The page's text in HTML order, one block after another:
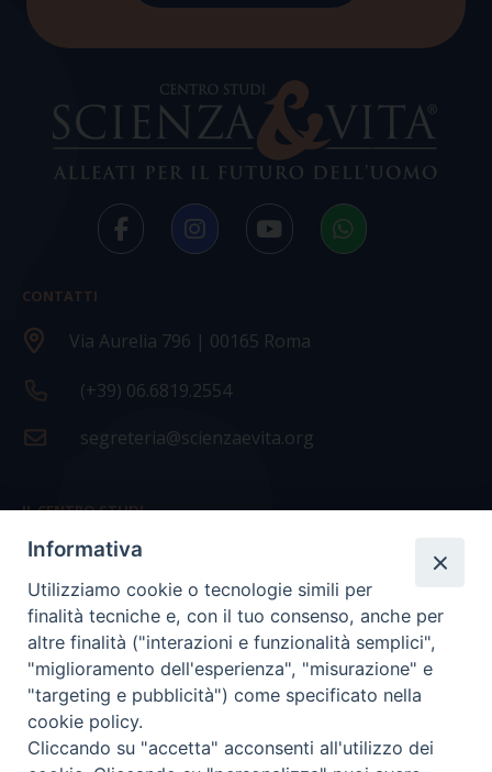
CONTATTI
Via Aurelia 796 | 00165 Roma
(+39) 06.6819.2554
segreteria@scienzaevita.org
IL CENTRO STUDI
La nostra storia
Statuto
Presidenza e ufficio presidenza
Consiglio scientifico
Coordinamento nazionale
Informativa
Utilizziamo cookie o tecnologie simili per
finalità tecniche e, con il tuo consenso, anche per
altre finalità ("interazioni e funzionalità semplici",
"miglioramento dell'esperienza", "misurazione" e
"targeting e pubblicità") come specificato nella
cookie policy.
Cliccando su "accetta" acconsenti all'utilizzo dei